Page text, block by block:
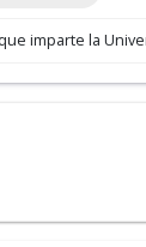
que imparte la